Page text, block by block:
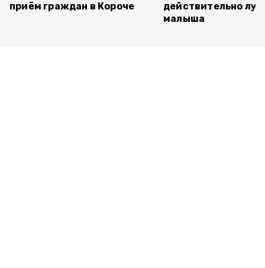
приём граждан в Короче
действительно
малыша